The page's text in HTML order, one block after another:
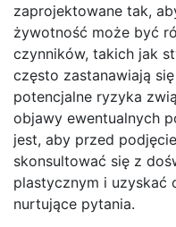
zaprojektowane tak,
żywotność może być
czynników, takich jak
często zastanawiają
potencjalne ryzyka
objawy ewentualnych
jest, aby przed
skonsultować się z
plastycznym i uzyskać
nurtujące pytania.